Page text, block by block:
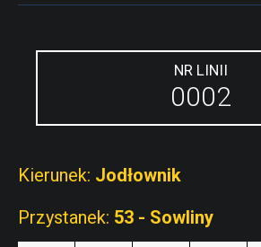
PRZYSTANKI
PRZEWOŹNICY
NR LINII
0002
Kierunek: Jodłownik
Przystanek: 53 - Sowliny